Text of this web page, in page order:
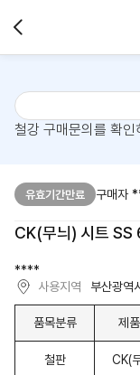
철강 구매문의를 확
유효기간만료 구매자
CK(무늬) 시트
****
사용지역
부산광역
품목분류 제
철판 CK(